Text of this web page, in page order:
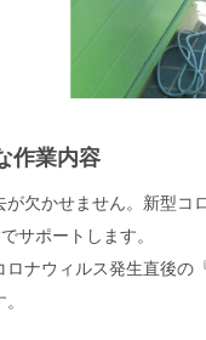
作業内容
欠かせません。新型コ
サポートします。
ナウィルス発生直後の